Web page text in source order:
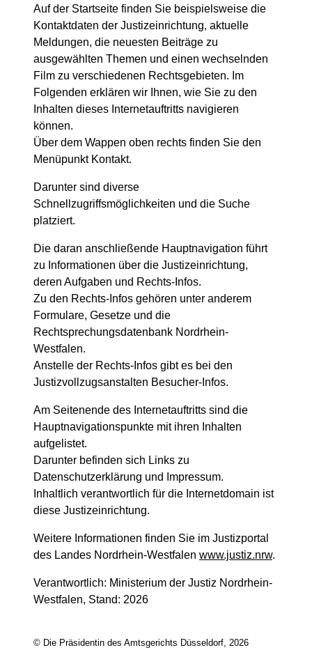
Auf der Startseite finden Sie beispielsweise die
Kontaktdaten der Justizeinrichtung, aktuelle
Meldungen, die neuesten Beiträge zu
ausgewählten Themen und einen wechselnden
Film zu verschiedenen Rechtsgebieten. Im
Folgenden erklären wir Ihnen, wie Sie zu den
Inhalten dieses Internetauftritts navigieren
können.
Über dem Wappen oben rechts finden Sie den
Menüpunkt Kontakt.
Darunter sind diverse
Schnellzugriffsmöglichkeiten und die Suche
platziert.
Die daran anschließende Hauptnavigation führt
zu Informationen über die Justizeinrichtung,
deren Aufgaben und Rechts-Infos.
Zu den Rechts-Infos gehören unter anderem
Formulare, Gesetze und die
Rechtsprechungsdatenbank Nordrhein-
Westfalen.
Anstelle der Rechts-Infos gibt es bei den
Justizvollzugsanstalten Besucher-Infos.
Am Seitenende des Internetauftritts sind die
Hauptnavigationspunkte mit ihren Inhalten
aufgelistet.
Darunter befinden sich Links zu
Datenschutzerklärung und Impressum.
Inhaltlich verantwortlich für die Internetdomain ist
diese Justizeinrichtung.
Weitere Informationen finden Sie im Justizportal
des Landes Nordrhein-Westfalen www.justiz.nrw.
Verantwortlich: Ministerium der Justiz Nordrhein-
Westfalen, Stand: 2026
© Die Präsidentin des Amtsgerichts Düsseldorf, 2026